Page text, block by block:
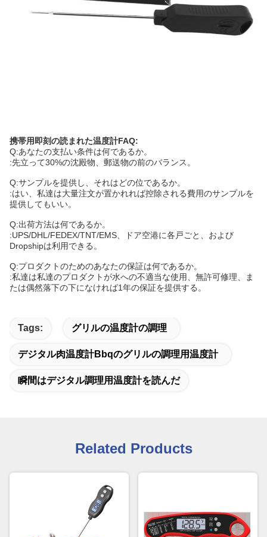
携帯用即刻の読まれた温度計FAQ:
Q:あなたの支払い条件は何であるか。
:先立って30%の沈殿物、郵送物の前のバランス。
Q:サンプルを提供し、それはどの位であるか。
:はい、私達は大量注文が置かれれば控除される費用のサンプルを
提供してもいい。
Q:出荷方法は何であるか。
:UPS/DHL/FEDEX/TNT/EMS、ドア空港に各戸ごと、および
Dropshipは利用できる。
Q:プロダクトのためのあなたの保証は何であるか。
:私達は私達のプロダクトが水への不適当な使用、無許可修理、ま
たは偶然落下の下になければ1年の保証を提供する。
Tags: グリルの温度計の調理
デジタル肉温度計bbqのグリルの調理用温度計
瞬間はデジタル調理用温度計を読んだ
Related Products